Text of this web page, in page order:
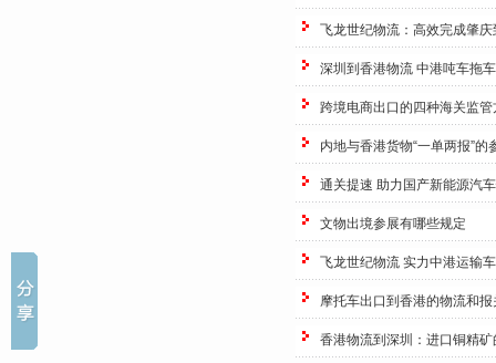
飞龙世纪物流：高效完成肇
深圳到香港物流 中港吨车拖
跨境电商出口的四种海关监管
内地与香港货物“一单两报”的
通关提速 助力国产新能源汽
文物出境参展有哪些规定
飞龙世纪物流 实力中港运输
摩托车出口到香港的物流和报
香港物流到深圳：进口铜精